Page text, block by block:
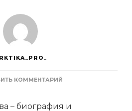
КОММЕНТАРИЙ
ПОПОВА